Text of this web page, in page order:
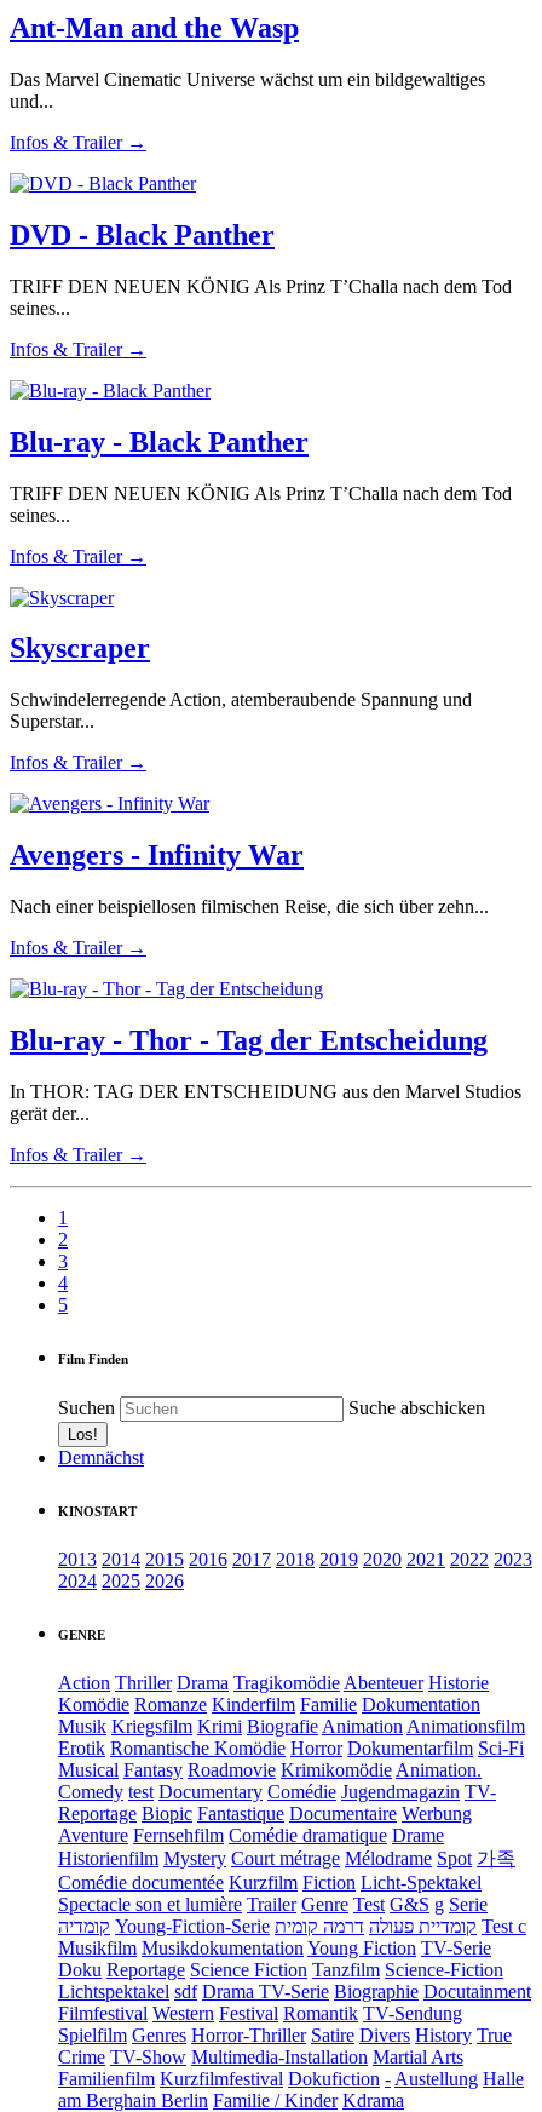
Ant-Man and the Wasp
Das Marvel Cinematic Universe wächst um ein bildgewaltiges
und...
Infos & Trailer →
DVD - Black Panther
TRIFF DEN NEUEN KÖNIG Als Prinz T’Challa nach dem Tod
seines...
Infos & Trailer →
Blu-ray - Black Panther
TRIFF DEN NEUEN KÖNIG Als Prinz T’Challa nach dem Tod
seines...
Infos & Trailer →
Skyscraper
Schwindelerregende Action, atemberaubende Spannung und
Superstar...
Infos & Trailer →
Avengers - Infinity War
Nach einer beispiellosen filmischen Reise, die sich über zehn...
Infos & Trailer →
Blu-ray - Thor - Tag der Entscheidung
In THOR: TAG DER ENTSCHEIDUNG aus den Marvel Studios
gerät der...
Infos & Trailer →
1
2
3
4
5
Film Finden
Suchen Suche abschicken
Demnächst
KINOSTART
2013 2014 2015 2016 2017 2018 2019 2020 2021 2022 2023
2024 2025 2026
GENRE
Action Thriller Drama Tragikomödie Abenteuer Historie
Komödie Romanze Kinderfilm Familie Dokumentation
Musik Kriegsfilm Krimi Biografie Animation Animationsfilm
Erotik Romantische Komödie Horror Dokumentarfilm Sci-Fi
Musical Fantasy Roadmovie Krimikomödie Animation.
Comedy test Documentary Comédie Jugendmagazin TV-
Reportage Biopic Fantastique Documentaire Werbung
Aventure Fernsehfilm Comédie dramatique Drame
Historienfilm Mystery Court métrage Mélodrame Spot 가족
Comédie documentée Kurzfilm Fiction Licht-Spektakel
Spectacle son et lumière Trailer Genre Test G&S g Serie
קומדיה Young-Fiction-Serie קומדיית פעולה דרמה קומית
Test c
Musikfilm Musikdokumentation Young Fiction TV-Serie
Doku Reportage Science Fiction Tanzfilm Science-Fiction
Lichtspektakel sdf Drama TV-Serie Biographie Docutainment
Filmfestival Western Festival Romantik TV-Sendung
Spielfilm Genres Horror-Thriller Satire Divers History True
Crime TV-Show Multimedia-Installation Martial Arts
Familienfilm Kurzfilmfestival Dokufiction - Austellung Halle
am Berghain Berlin Familie / Kinder Kdrama